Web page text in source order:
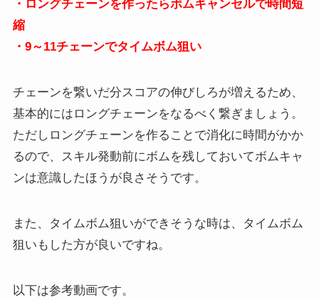
・ロングチェーンを作ったらボムキャンセルで時間短
縮
・9～11チェーンでタイムボム狙い
チェーンを繋いだ分スコアの伸びしろが増えるため、
基本的にはロングチェーンをなるべく繋ぎましょう。
ただしロングチェーンを作ることで消化に時間がかか
るので、スキル発動前にボムを残しておいてボムキャ
ンは意識したほうが良さそうです。
また、タイムボム狙いができそうな時は、タイムボム
狙いもした方が良いですね。
以下は参考動画です。